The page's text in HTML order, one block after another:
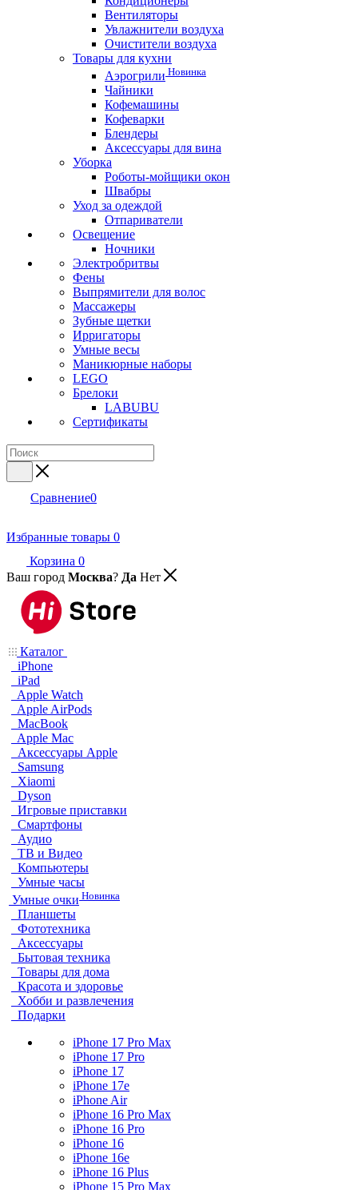
Вентиляторы
Увлажнители воздуха
Очистители воздуха
Товары для кухни
Аэрогрили Новинка
Чайники
Кофемашины
Кофеварки
Блендеры
Аксессуары для вина
Уборка
Роботы-мойщики окон
Швабры
Уход за одеждой
Отпариватели
Освещение
Ночники
Электробритвы
Фены
Выпрямители для волос
Массажеры
Зубные щетки
Ирригаторы
Умные весы
Маникюрные наборы
LEGO
Брелоки
LABUBU
Сертификаты
Сравнение0
Избранные товары 0
Корзина 0
Ваш город Москва? Да Нет
Каталог
iPhone
iPad
Apple Watch
Apple AirPods
MacBook
Apple Mac
Аксессуары Apple
Samsung
Xiaomi
Dyson
Игровые приставки
Смартфоны
Аудио
ТВ и Видео
Компьютеры
Умные часы
Умные очки Новинка
Планшеты
Фототехника
Аксессуары
Бытовая техника
Товары для дома
Красота и здоровье
Хобби и развлечения
Подарки
iPhone 17 Pro Max
iPhone 17 Pro
iPhone 17
iPhone 17e
iPhone Air
iPhone 16 Pro Max
iPhone 16 Pro
iPhone 16
iPhone 16e
iPhone 16 Plus
iPhone 15 Pro Max